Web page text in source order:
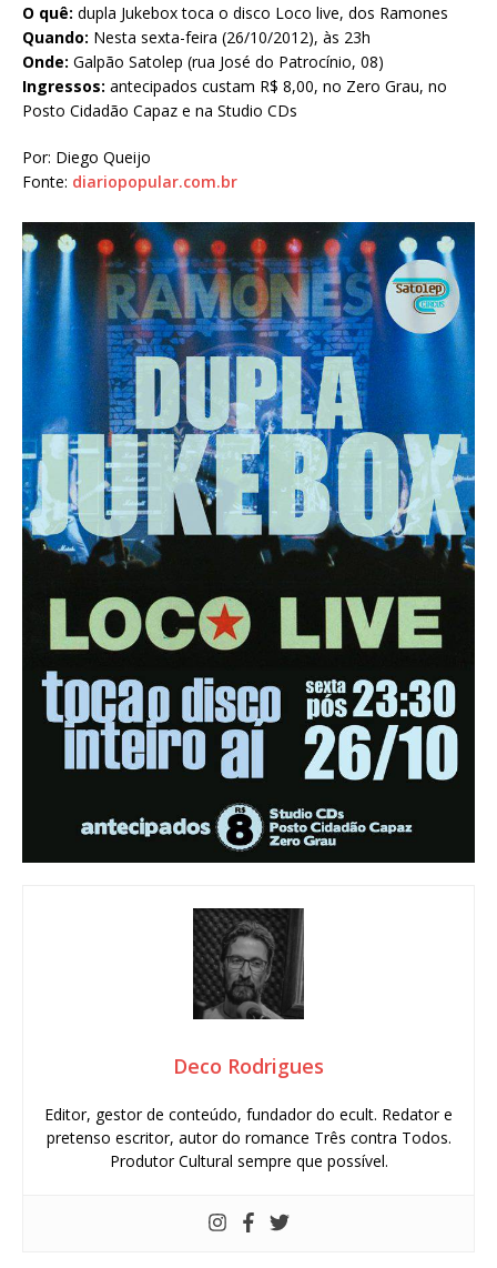
O quê: dupla Jukebox toca o disco Loco live, dos Ramones
Quando: Nesta sexta-feira (26/10/2012), às 23h
Onde: Galpão Satolep (rua José do Patrocínio, 08)
Ingressos: antecipados custam R$ 8,00, no Zero Grau, no
Posto Cidadão Capaz e na Studio CDs
Por: Diego Queijo
Fonte: diariopopular.com.br
Deco Rodrigues
Editor, gestor de conteúdo, fundador do ecult. Redator e
pretenso escritor, autor do romance Três contra Todos.
Produtor Cultural sempre que possível.